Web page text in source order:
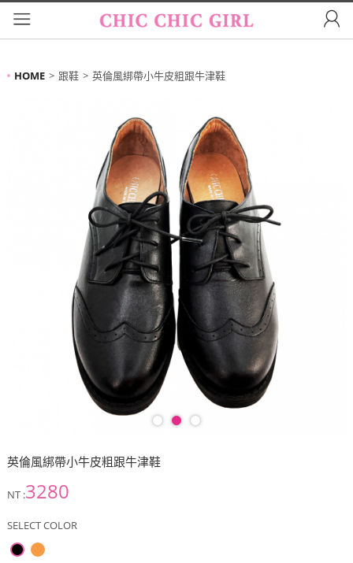
HOME 跟鞋 英倫風綁帶小牛皮粗跟牛津鞋
英倫風綁帶小牛皮粗跟牛津鞋
NT :3280
SELECT COLOR